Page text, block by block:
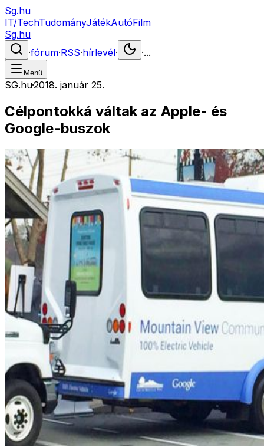
Sg.hu
IT/TechTudományJátékAutóFilm
Sg.hu
·fórum·RSS·hírlevél· ·...
Menü
SG.hu·2018. január 25.
Célpontokká váltak az Apple- és
Google-buszok